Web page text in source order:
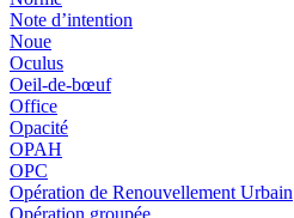
Note d’intention
Noue
Oculus
Oeil-de-bœuf
Office
Opacité
OPAH
OPC
Opération de Renouvellement Urbain